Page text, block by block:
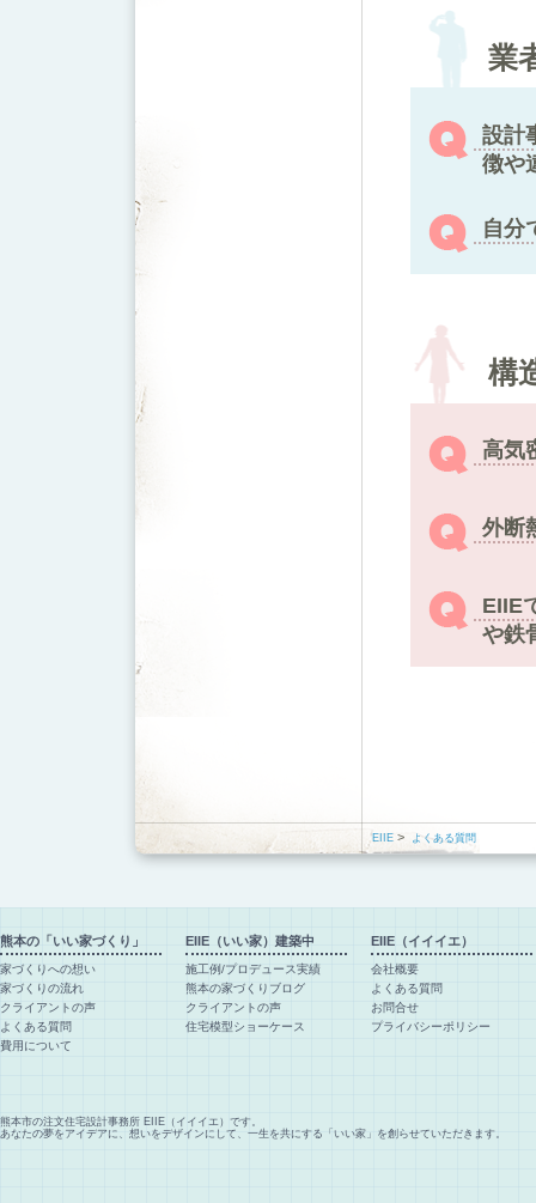
業
設計
徴や
自分
構
高気
外断
EIIE
や鉄
EIIE > よくある質問
熊本の「いい家づくり」
家づくりへの想い
家づくりの流れ
クライアントの声
よくある質問
費用について
EIIE（いい家）建築中
施工例/プロデュース実績
熊本の家づくりブログ
クライアントの声
住宅模型ショーケース
EIIE（イイイエ）
会社概要
よくある質問
お問合せ
プライバシーポリシー
熊本市の注文住宅設計事務所 EIIE（イイイエ）です。
あなたの夢をアイデアに、想いをデザインにして、一生を共にする「いい家」を創らせていただきます。